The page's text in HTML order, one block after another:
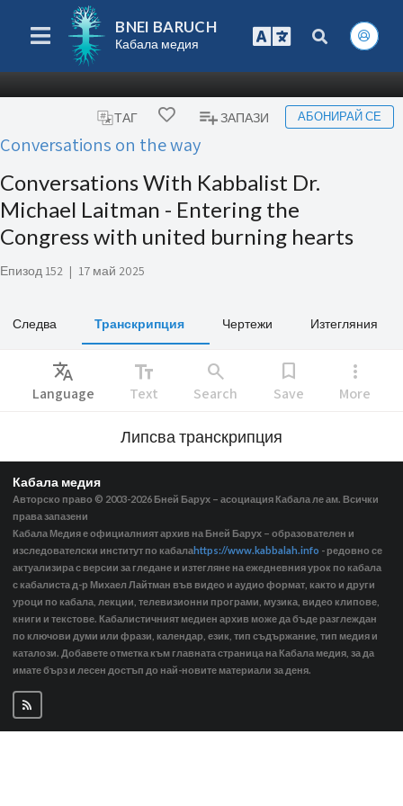
BNEI BARUCH
Кабала медия
ТАГ ЗАПАЗИ АБОНИРАЙ СЕ
Conversations on the way
Conversations With Kabbalist Dr.
Michael Laitman - Entering the
Congress with united burning hearts
Епизод 152 | 17 май 2025
Следва Транскрипция Чертежи Изтегляния
Translate
Language
text_fields
Text
search
Search
bookmark
Save
more_vert
More
Липсва транскрипция
Кабала медия
Авторско право © 2003-2026 Бней Барух – асоциация Кабала ле ам. Всички
права запазени
Кабала Медия е официалният архив на Бней Барух – образователен и
изследователски институт по кабалаhttps://www.kabbalah.info - редовно се
актуализира с версии за гледане и изтегляне на ежедневния урок по кабала
с кабалиста д-р Михаел Лайтман във видео и аудио формат, както и други
уроци по кабала, лекции, телевизионни програми, музика, видео клипове,
книги и текстове. Кабалистичният медиен архив може да бъде разглеждан
по ключови думи или фрази, календар, език, тип съдържание, тип медия и
каталози. Добавете отметка към главната страница на Кабала медия, за да
имате бърз и лесен достъп до най-новите материали за деня.